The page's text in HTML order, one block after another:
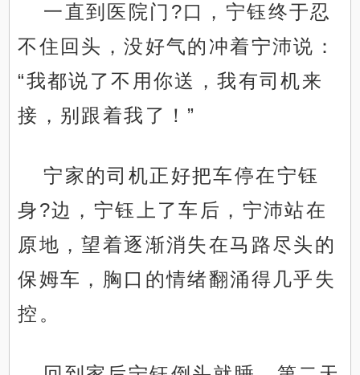
一直到医院门?口，宁钰终于忍
不住回头，没好气的冲着宁沛说：
“我都说了不用你送，我有司机来
接，别跟着我了！”
宁家的司机正好把车停在宁钰
身?边，宁钰上了车后，宁沛站在
原地，望着逐渐消失在马路尽头的
保姆车，胸口的情绪翻涌得几乎失
控。